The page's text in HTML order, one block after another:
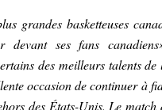
grandes basketteuses
devant ses fans
des meilleurs talents
occasion de continuer à
des États-Unis. Le match